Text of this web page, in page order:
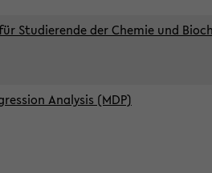
Studierende der Chemie und
Analysis (MDP)